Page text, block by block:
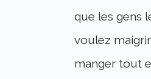
que les gens
voulez
manger tout